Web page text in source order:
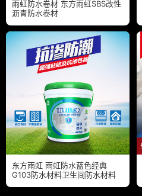
雨虹防水卷材 东方雨虹SBS改性
沥青防水卷材
东方雨虹 雨虹防水蓝色经典
G103防水材料卫生间防水材料